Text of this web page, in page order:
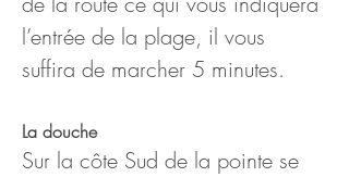
l’entrée de la plage, il vous
suffira de marcher 5 minutes.
La douche
Sur la côte Sud de la pointe se